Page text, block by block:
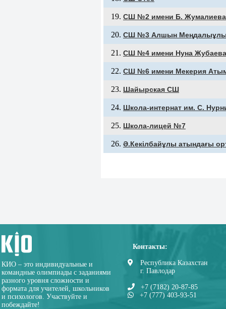
СШ №2 имени Б. Жумалиева
СШ №3 Алшын
СШ №4 имени Нуна Жубаева
СШ №6 имени Мекерия
Шайырская СШ
Школа-интернат им. С.
Школа-лицей №7
Ә.Кекілбайұлы атындағы
КИО – это индивидуальные и
командные олимпиады с заданиями
разного уровня сложности и
формата для учителей, школьников
и психологов. Участвуйте и
побеждайте!
Контакты:
Республика Казахстан
г. Павлодар
+7 (7182) 20-87-85
+7 (777) 403-93-51